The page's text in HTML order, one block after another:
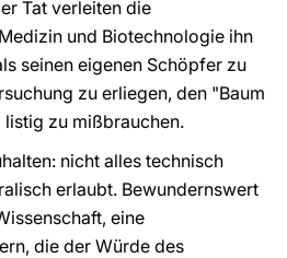
Tat verleiten die
und Biotechnologie ihn
seinen eigenen Schöpfer zu
zu erliegen, den "Baum
listig zu mißbrauchen.
nicht alles technisch
erlaubt. Bewundernswert
eine
die der Würde des